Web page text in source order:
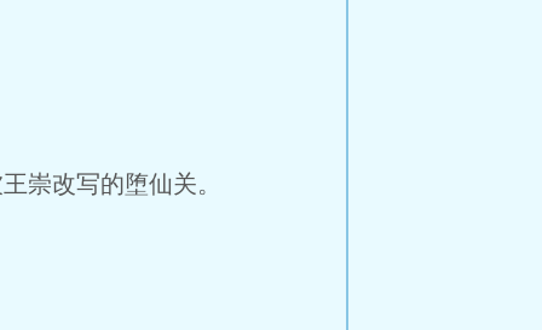
改写的堕仙关。